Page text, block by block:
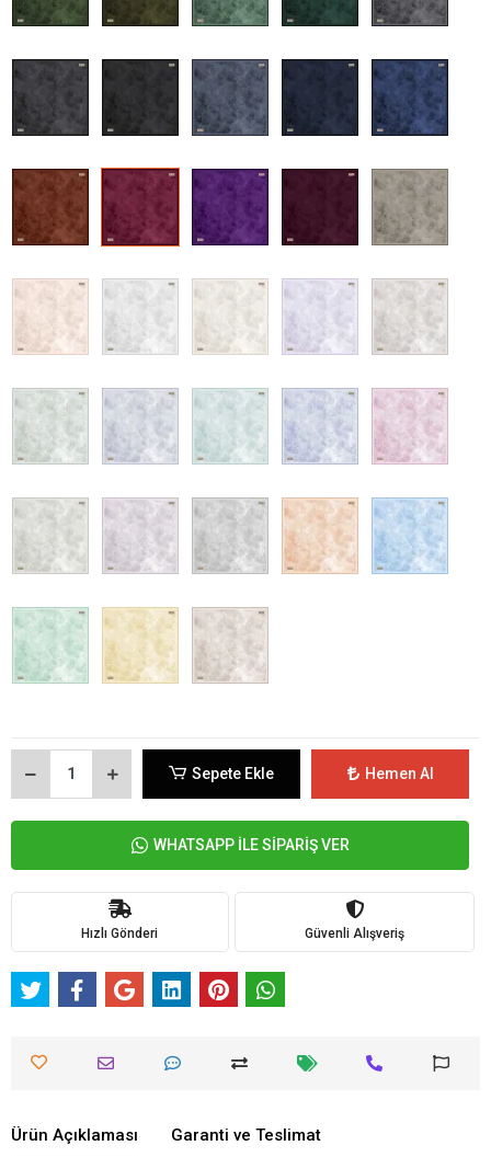
Sepete Ekle Hemen Al
WHATSAPP İLE SİPARİŞ VER
Hızlı Gönderi Güvenli Alışveriş
Ürün Açıklaması Garanti ve Teslimat